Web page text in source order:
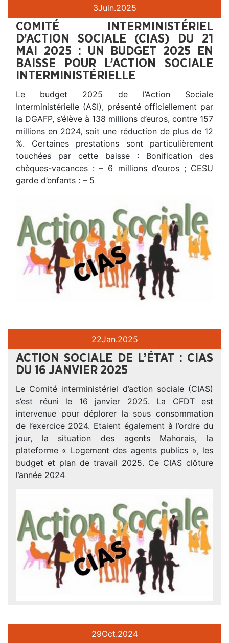
3Juin.2025
COMITÉ INTERMINISTÉRIEL
D’ACTION SOCIALE (CIAS) DU 21
MAI 2025 : UN BUDGET 2025 EN
BAISSE POUR L’ACTION SOCIALE
INTERMINISTÉRIELLE
Le budget 2025 de l’Action Sociale
Interministérielle (ASI), présenté officiellement par
la DGAFP, s’élève à 138 millions d’euros, contre 157
millions en 2024, soit une réduction de plus de 12
%. Certaines prestations sont particulièrement
touchées par cette baisse : Bonification des
chèques-vacances : – 6 millions d’euros ; CESU
garde d’enfants : – 5
22Jan.2025
ACTION SOCIALE DE L’ÉTAT : CIAS
DU 16 JANVIER 2025
Le Comité interministériel d’action sociale (CIAS)
s’est réuni le 16 janvier 2025. La CFDT est
intervenue pour déplorer la sous consommation
de l’exercice 2024. Etaient également à l’ordre du
jour, la situation des agents Mahorais, la
plateforme « Logement des agents publics », les
budget et plan de travail 2025. Ce CIAS clôture
l’année 2024
29Oct.2024